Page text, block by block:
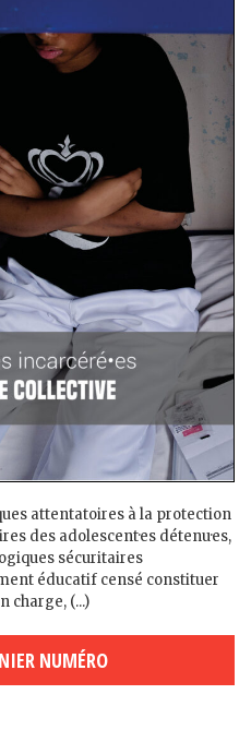
attentatoires à la protection
des adolescent·es détenu·es,
sécuritaires
éducatif censé constituer
charge, (...)
NUMÉRO